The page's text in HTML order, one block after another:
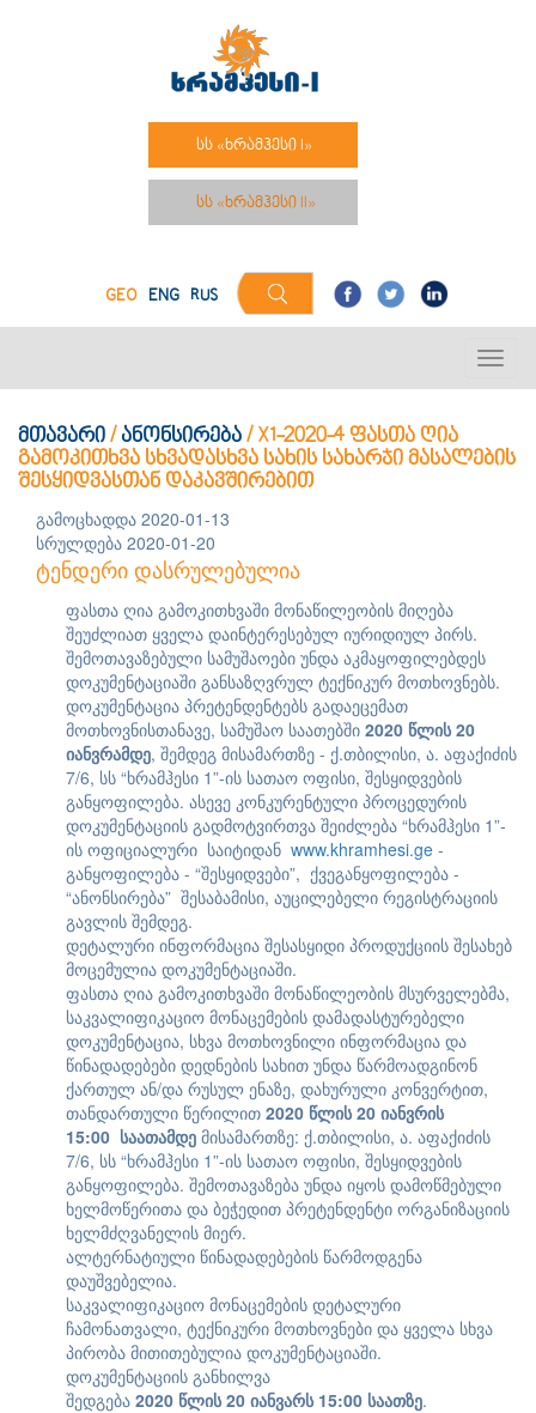
სს «ხრამჰესი I»
სს «ხრამჰესი II»
GEO ENG RUS
მთავარი /ანონსირება / X1-2020-4 ფასთა ღია
გამოკითხვა სხვადასხვა სახის სახარჯი მასალების
შესყიდვასთან დაკავშირებით
გამოცხადდა 2020-01-13
სრულდება 2020-01-20
ტენდერი დასრულებულია
ფასთა ღია გამოკითხვაში მონაწილეობის მიღება
შეუძლიათ ყველა დაინტერესებულ იურიდიულ პირს.
შემოთავაზებული სამუშაოები უნდა აკმაყოფილებდეს
დოკუმენტაციაში განსაზღვრულ ტექნიკურ მოთხოვნებს.
დოკუმენტაცია პრეტენდენტებს გადაეცემათ
მოთხოვნისთანავე, სამუშაო საათებში 2020 წლის 20
იანვრამდე, შემდეგ მისამართზე - ქ.თბილისი, ა. აფაქიძის
7/6, სს “ხრამჰესი 1”-ის სათაო ოფისი, შესყიდვების
განყოფილება. ასევე კონკურენტული პროცედურის
დოკუმენტაციის გადმოტვირთვა შეიძლება “ხრამჰესი 1”-
ის ოფიციალური საიტიდან www.khramhesi.ge -
განყოფილება - “შესყიდვები”, ქვეგანყოფილება -
“ანონსირება” შესაბამისი, აუცილებელი რეგისტრაციის
გავლის შემდეგ.
დეტალური ინფორმაცია შესასყიდი პროდუქციის შესახებ
მოცემულია დოკუმენტაციაში.
ფასთა ღია გამოკითხვაში მონაწილეობის მსურველებმა,
საკვალიფიკაციო მონაცემების დამადასტურებელი
დოკუმენტაცია, სხვა მოთხოვნილი ინფორმაცია და
წინადადებები დედნების სახით უნდა წარმოადგინონ
ქართულ ან/და რუსულ ენაზე, დახურული კონვერტით,
თანდართული წერილით 2020 წლის 20 იანვრის
15:00 საათამდე მისამართზე: ქ.თბილისი, ა. აფაქიძის
7/6, სს “ხრამჰესი 1”-ის სათაო ოფისი, შესყიდვების
განყოფილება. შემოთავაზება უნდა იყოს დამოწმებული
ხელმოწერითა და ბეჭედით პრეტენდენტი ორგანიზაციის
ხელმძღვანელის მიერ.
ალტერნატიული წინადადებების წარმოდგენა
დაუშვებელია.
საკვალიფიკაციო მონაცემების დეტალური
ჩამონათვალი, ტექნიკური მოთხოვნები და ყველა სხვა
პირობა მითითებულია დოკუმენტაციაში.
დოკუმენტაციის განხილვა
შედგება 2020 წლის 20 იანვარს 15:00 საათზე.